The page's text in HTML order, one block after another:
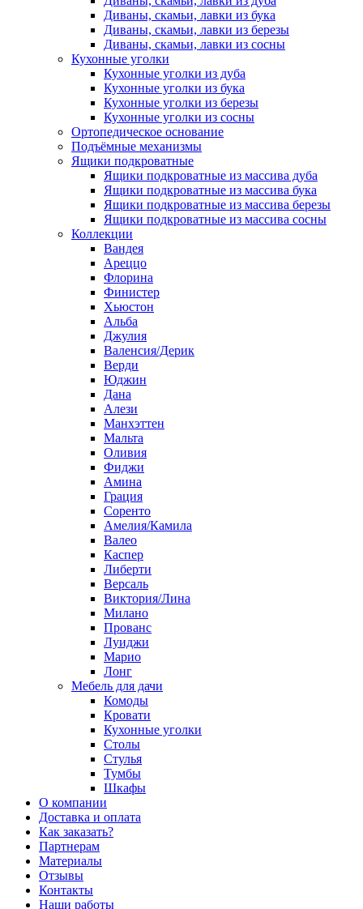
Диваны, скамьи, лавки из бука
Диваны, скамьи, лавки из березы
Диваны, скамьи, лавки из сосны
Кухонные уголки
Кухонные уголки из дуба
Кухонные уголки из бука
Кухонные уголки из березы
Кухонные уголки из сосны
Ортопедическое основание
Подъёмные механизмы
Ящики подкроватные
Ящики подкроватные из массива дуба
Ящики подкроватные из массива бука
Ящики подкроватные из массива березы
Ящики подкроватные из массива сосны
Коллекции
Вандея
Ареццо
Флорина
Финистер
Хьюстон
Альба
Джулия
Валенсия/Дерик
Верди
Юджин
Дана
Алези
Манхэттен
Мальта
Оливия
Фиджи
Амина
Грация
Соренто
Амелия/Камила
Валео
Каспер
Либерти
Версаль
Виктория/Лина
Милано
Прованс
Луиджи
Марио
Лонг
Мебель для дачи
Комоды
Кровати
Кухонные уголки
Столы
Стулья
Тумбы
Шкафы
О компании
Доставка и оплата
Как заказать?
Партнерам
Материалы
Отзывы
Контакты
Наши работы